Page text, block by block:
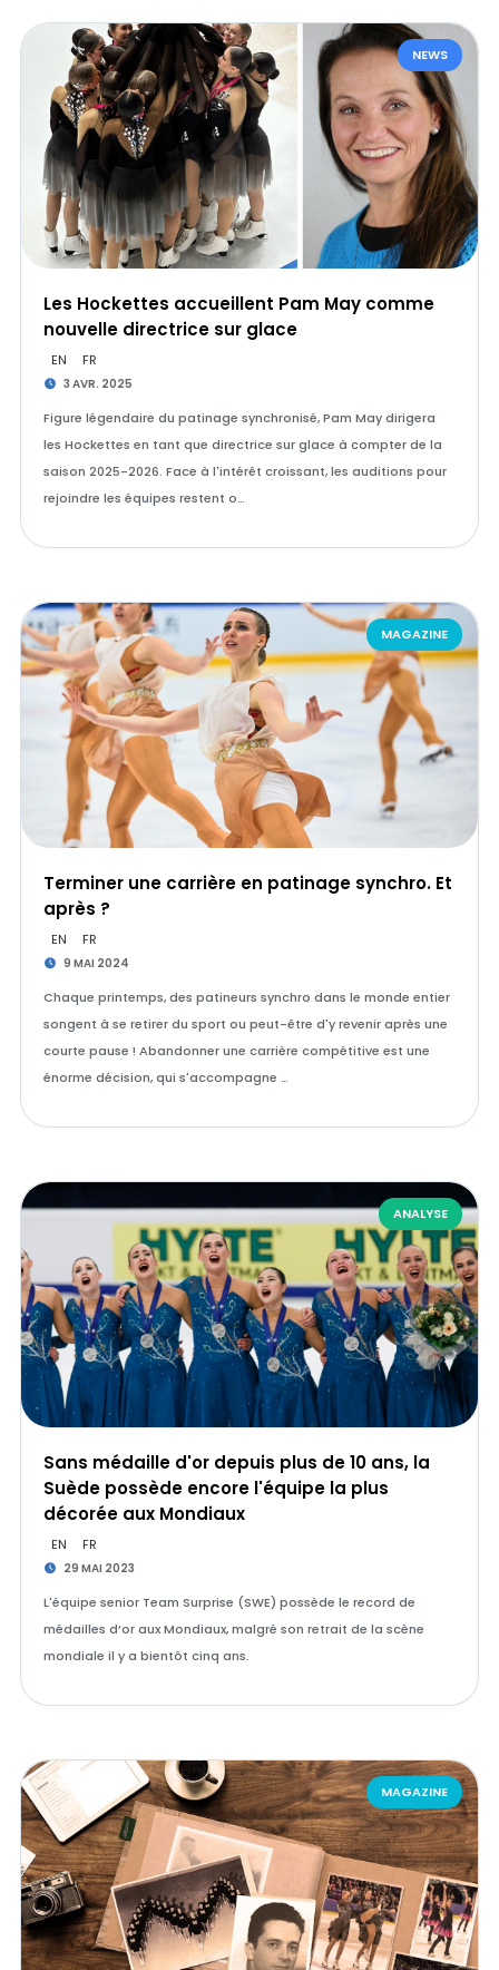
NEWS
Les Hockettes accueillent Pam May comme
nouvelle directrice sur glace
EN FR
3 AVR. 2025
Figure légendaire du patinage synchronisé, Pam May dirigera
les Hockettes en tant que directrice sur glace à compter de la
saison 2025-2026. Face à l'intérêt croissant, les auditions pour
rejoindre les équipes restent o…
MAGAZINE
Terminer une carrière en patinage synchro. Et
après ?
EN FR
9 MAI 2024
Chaque printemps, des patineurs synchro dans le monde entier
songent à se retirer du sport ou peut-être d'y revenir après une
courte pause ! Abandonner une carrière compétitive est une
énorme décision, qui s'accompagne …
ANALYSE
Sans médaille d'or depuis plus de 10 ans, la
Suède possède encore l'équipe la plus
décorée aux Mondiaux
EN FR
29 MAI 2023
L'équipe senior Team Surprise (SWE) possède le record de
médailles d’or aux Mondiaux, malgré son retrait de la scène
mondiale il y a bientôt cinq ans.
MAGAZINE